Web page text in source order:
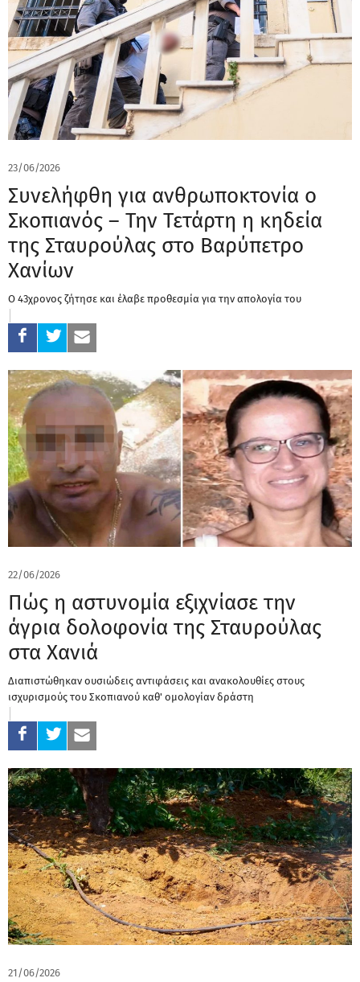
23/06/2026
Συνελήφθη για ανθρωποκτονία ο
Σκοπιανός – Την Τετάρτη η κηδεία
της Σταυρούλας στο Βαρύπετρο
Χανίων
Ο 43χρονος ζήτησε και έλαβε προθεσμία για την απολογία του
22/06/2026
Πώς η αστυνομία εξιχνίασε την
άγρια δολοφονία της Σταυρούλας
στα Χανιά
Διαπιστώθηκαν ουσιώδεις αντιφάσεις και ανακολουθίες στους
ισχυρισμούς του Σκοπιανού καθ' ομολογίαν δράστη
21/06/2026